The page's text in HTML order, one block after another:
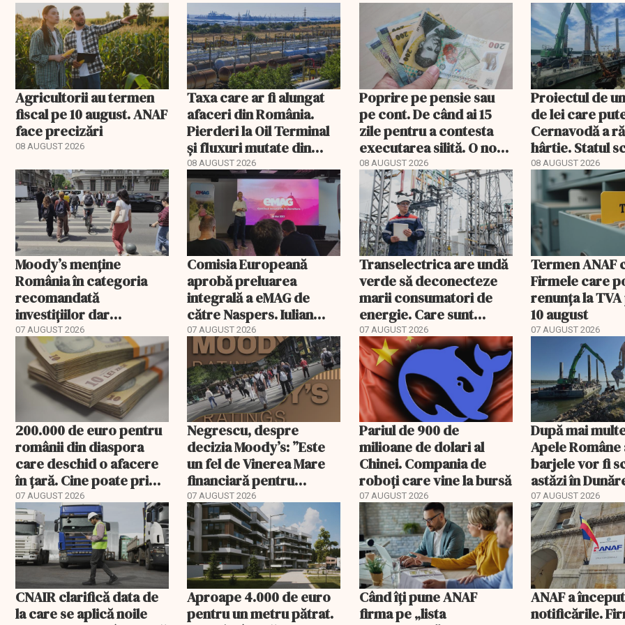
Agricultorii au termen
fiscal pe 10 august. ANAF
face precizări
08 AUGUST 2026
Taxa care ar fi alungat
afaceri din România.
Pierderi la Oil Terminal
și fluxuri mutate din
Portul Constanța
08 AUGUST 2026
Poprire pe pensie sau
pe cont. De când ai 15
zile pentru a contesta
executarea silită. O nouă
decizie CCR
08 AUGUST 2026
Proiectul de
de lei care
Cernavodă a
hârtie. Statul
acum barje în
08 AUGUST 2026
Moody’s menține
România în categoria
recomandată
investițiilor dar
transmite un
avertisment
07 AUGUST 2026
Comisia Europeană
aprobă preluarea
integrală a eMAG de
către Naspers. Iulian
Stanciu iese din
acționariat
07 AUGUST 2026
Transelectrica are undă
verde să deconecteze
marii consumatori de
energie. Care sunt
condițiile
07 AUGUST 2026
Termen ANAF
Firmele care
renunța la
10 august
07 AUGUST 2026
200.000 de euro pentru
românii din diaspora
care deschid o afacere
în țară. Cine poate primi
banii și ce trebuie
rambursat
07 AUGUST 2026
Negrescu, despre
decizia Moody’s: ”Este
un fel de Vinerea Mare
financiară pentru
România”. Miza nu se
încheie în această seară
07 AUGUST 2026
Pariul de 900 de
milioane de dolari al
Chinei. Compania de
roboți care vine la bursă
07 AUGUST 2026
După mai
Apele Române
barjele vor fi
astăzi în
07 AUGUST 2026
CNAIR clarifică data de
la care se aplică noile
Aproape 4.000 de euro
pentru un metru pătrat.
Când îți pune ANAF
firma pe „lista
ANAF a început
notificările.